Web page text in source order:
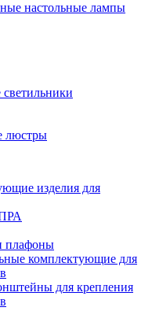
настольные лампы
люстры
изделия для
плафоны
комплектующие для
для крепления